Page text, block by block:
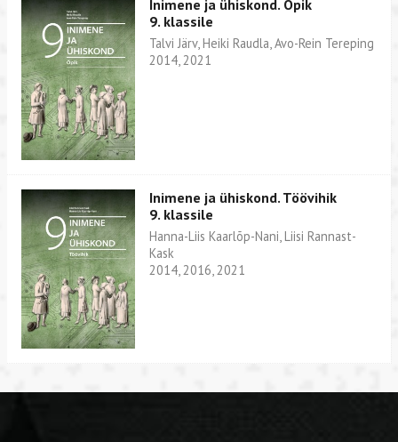
Inimene ja ühiskond. Õpik
9. klassile
Talvi Järv, Heiki Raudla, Avo-Rein Tereping
2014, 2021
Inimene ja ühiskond. Töövihik
9. klassile
Hanna-Liis Kaarlõp-Nani, Liisi Rannast-
Kask
2014, 2016, 2021